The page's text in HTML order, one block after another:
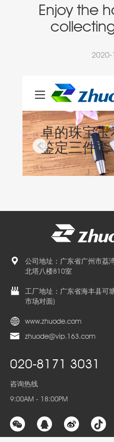
Enjoy the
公司地址：广东省广州市荔
北塔八楼810室
工厂地址：广东省海丰县可
市场对面)
www.zhuode.com
zhuode@vip.163.com
020-8171 3031
咨询热线
9:00AM - 18:00PM